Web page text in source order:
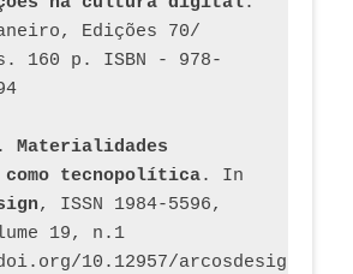
Edições 70/
160 p. ISBN - 978-
Materialidades
tecnopolítica
, ISSN 1984-5596,
19, n.1
10.12957/